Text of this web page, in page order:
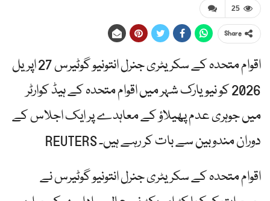
25
Share
اقوام متحدہ کے سکریٹری جنرل انتونیو گوٹیرس 27 اپریل
2026 کو نیویارک شہر میں اقوام متحدہ کے ہیڈ کوارٹر
میں جوہری عدم پھیلاؤ کے معاہدے پر ایک اجلاس کے
دوران مندوبین سے بات کر رہے ہیں۔ REUTERS
اقوام متحدہ کے سکریٹری جنرل انتونیو گوٹیرس نے